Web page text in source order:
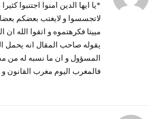
*يا ايها الدين امنوا اجتنبوا
لاتجسسوا و لايغتب بعضكم
مييتا فكرهتموه و اتقوا الله
يقوله صاحب المقال انه يحمل
المسؤول و ان ما نسبه له من
فالمغرب اليوم مغرب القانون و